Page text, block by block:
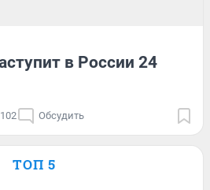
в России 24
102 Обсудить
ТОП 5